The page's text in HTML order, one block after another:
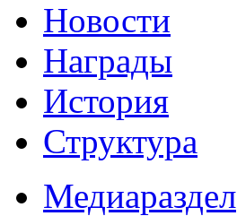
Новости
Награды
История
Структура
Медиараздел